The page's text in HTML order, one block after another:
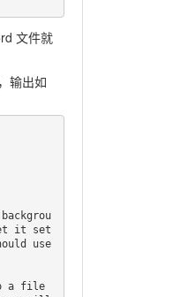
文件就
输出如
it set
use